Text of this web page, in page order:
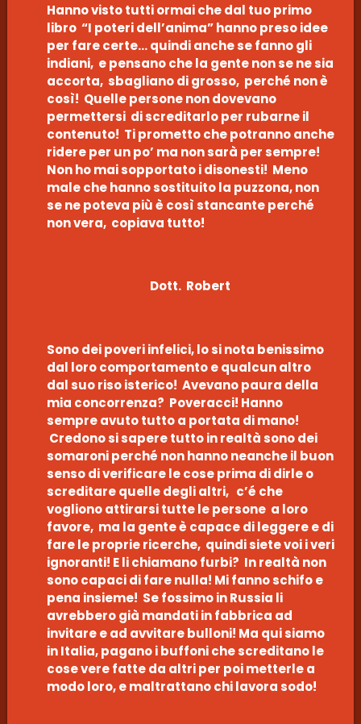
Hanno visto tutti ormai che dal tuo primo
libro “I poteri dell’anima” hanno preso idee
per fare certe… quindi anche se fanno gli
indiani, e pensano che la gente non se ne sia
accorta, sbagliano di grosso, perché non è
così! Quelle persone non dovevano
permettersi di screditarlo per rubarne il
contenuto! Ti prometto che potranno anche
ridere per un po’ ma non sarà per sempre!
Non ho mai sopportato i disonesti! Meno
male che hanno sostituito la puzzona, non
se ne poteva più è così stancante perché
non vera, copiava tutto!
Dott. Robert
Sono dei poveri infelici, lo si nota benissimo
dal loro comportamento e qualcun altro
dal suo riso isterico! Avevano paura della
mia concorrenza? Poveracci! Hanno
sempre avuto tutto a portata di mano!
Credono si sapere tutto in realtà sono dei
somaroni perché non hanno neanche il buon
senso di verificare le cose prima di dirle o
screditare quelle degli altri, c’é che
vogliono attirarsi tutte le persone a loro
favore, ma la gente è capace di leggere e di
fare le proprie ricerche, quindi siete voi i veri
ignoranti! E li chiamano furbi? In realtà non
sono capaci di fare nulla! Mi fanno schifo e
pena insieme! Se fossimo in Russia li
avrebbero già mandati in fabbrica ad
invitare e ad avvitare bulloni! Ma qui siamo
in Italia, pagano i buffoni che screditano le
cose vere fatte da altri per poi metterle a
modo loro, e maltrattano chi lavora sodo!